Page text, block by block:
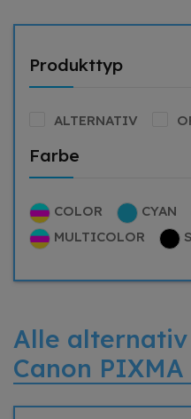
Produkttyp
ALTERNATIV
Farbe
COLOR CYAN
MULTICOLOR
Alle
Canon PIXMA